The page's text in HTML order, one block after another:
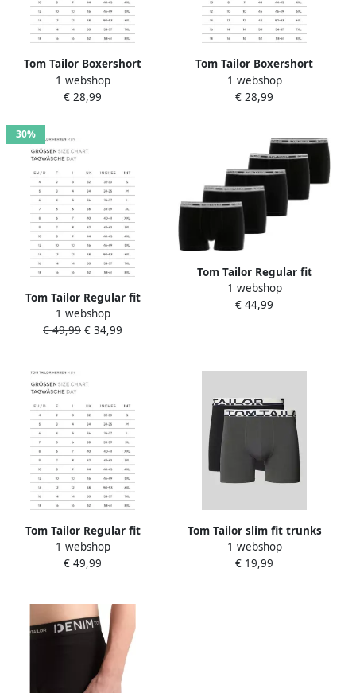
Tom Tailor Boxershort
Buffer comfortabel basic
nauw ademend logoband
1 webshop
€ 28,99
Tom Tailor Boxershort
Buffer comfortabel basic
nauw ademend logoband
1 webshop
€ 28,99
30%
Tom Tailor Regular fit
boxershort in een set van 5
stuks van zacht katoen met
1 webshop
€ 49,99 € 34,99
Tom Tailor Regular fit
boxershort in een set van 5
stuks van zacht katoen met
1 webshop
€ 44,99
Tom Tailor Regular fit
boxershort in een set van 5
stuks van zacht katoen met
1 webshop
€ 49,99
Tom Tailor slim fit trunks
met labelopschrift op de
band in een set van 2
1 webshop
€ 19,99